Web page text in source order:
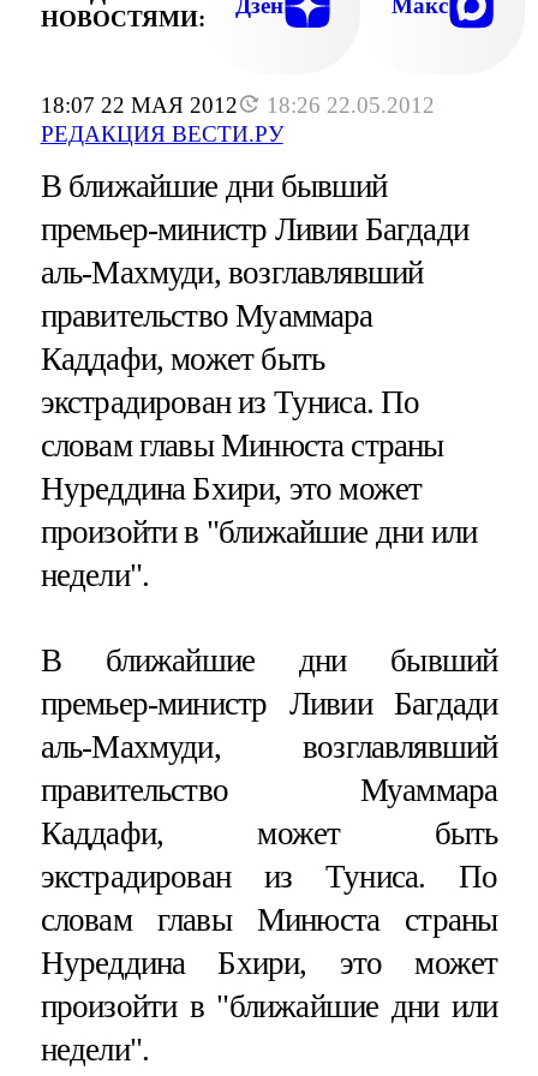
18:07 22 МАЯ 2012
18:26 22.05.2012
РЕДАКЦИЯ ВЕСТИ.РУ
НОВОСТЯМИ:
Дзен Макс
В ближайшие дни бывший
премьер-министр Ливии Багдади
аль-Махмуди, возглавлявший
правительство Муаммара
Каддафи, может быть
экстрадирован из Туниса. По
словам главы Минюста страны
Нуреддина Бхири, это может
произойти в "ближайшие дни или
недели".
В ближайшие дни бывший
премьер-министр Ливии Багдади
аль-Махмуди, возглавлявший
правительство Муаммара
Каддафи, может быть
экстрадирован из Туниса. По
словам главы Минюста страны
Нуреддина Бхири, это может
произойти в "ближайшие дни или
недели".